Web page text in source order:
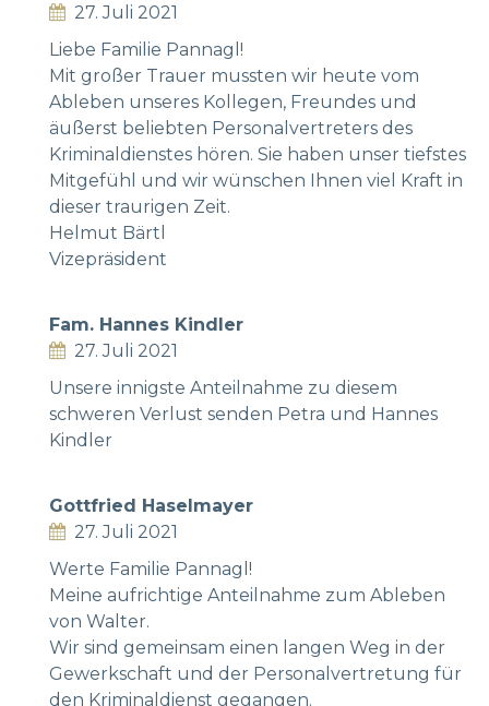
27. Juli 2021
Liebe Familie Pannagl!
Mit großer Trauer mussten wir heute vom
Ableben unseres Kollegen, Freundes und
äußerst beliebten Personalvertreters des
Kriminaldienstes hören. Sie haben unser tiefstes
Mitgefühl und wir wünschen Ihnen viel Kraft in
dieser traurigen Zeit.
Helmut Bärtl
Vizepräsident
Fam. Hannes Kindler
27. Juli 2021
Unsere innigste Anteilnahme zu diesem
schweren Verlust senden Petra und Hannes
Kindler
Gottfried Haselmayer
27. Juli 2021
Werte Familie Pannagl!
Meine aufrichtige Anteilnahme zum Ableben
von Walter.
Wir sind gemeinsam einen langen Weg in der
Gewerkschaft und der Personalvertretung für
den Kriminaldienst gegangen.